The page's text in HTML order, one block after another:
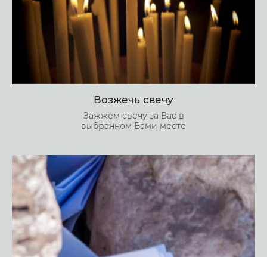
Возжечь свечу
Зажжем свечу за Вас в
выбранном Вами месте